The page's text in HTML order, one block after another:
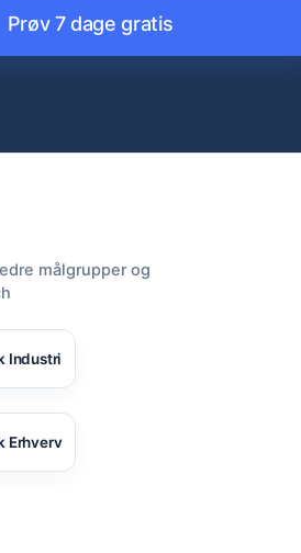
Prøv 7 dage gratis
målgrupper og
Industri
Erhverv